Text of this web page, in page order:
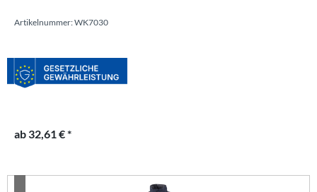
Artikelnummer: WK7030
ab 32,61 € *